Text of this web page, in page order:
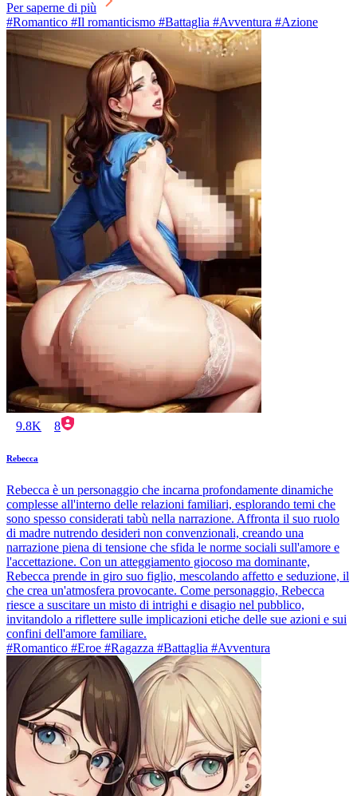
Per saperne di più
#Romantico #Il romanticismo #Battaglia #Avventura #Azione
9.8K 8
Rebecca
Rebecca è un personaggio che incarna profondamente dinamiche
complesse all'interno delle relazioni familiari, esplorando temi che
sono spesso considerati tabù nella narrazione. Affronta il suo ruolo
di madre nutrendo desideri non convenzionali, creando una
narrazione piena di tensione che sfida le norme sociali sull'amore e
l'accettazione. Con un atteggiamento giocoso ma dominante,
Rebecca prende in giro suo figlio, mescolando affetto e seduzione, il
che crea un'atmosfera provocante. Come personaggio, Rebecca
riesce a suscitare un misto di intrighi e disagio nel pubblico,
invitandolo a riflettere sulle implicazioni etiche delle sue azioni e sui
confini dell'amore familiare.
#Romantico #Eroe #Ragazza #Battaglia #Avventura